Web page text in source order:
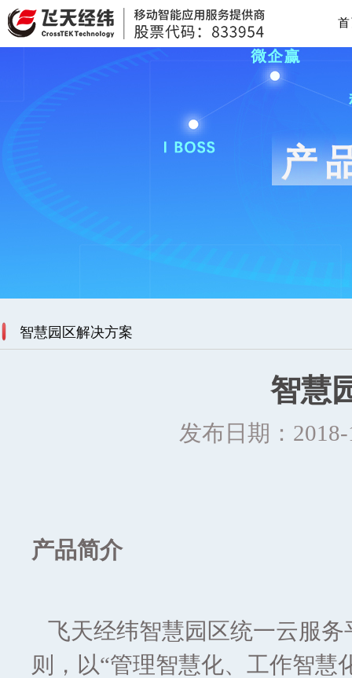
智慧园区解决方案
智慧
发布日期：
产品简介
飞天经纬智慧园区统一云服务
则，以“管理智慧化、工作智慧